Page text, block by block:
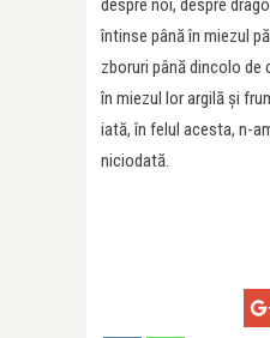
despre noi, despre
întinse până în miezul
zboruri până dincolo de
în miezul lor argilă și
iată, în felul acesta, n-
niciodată.